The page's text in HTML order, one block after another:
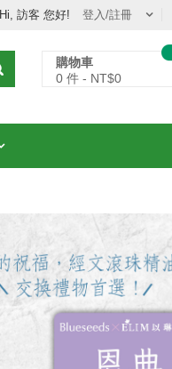
Hi, 訪客 您好! 登入/註冊
購物車
0件 - NT$0
從聖經中的女人學
8堂智慧課
NT$231